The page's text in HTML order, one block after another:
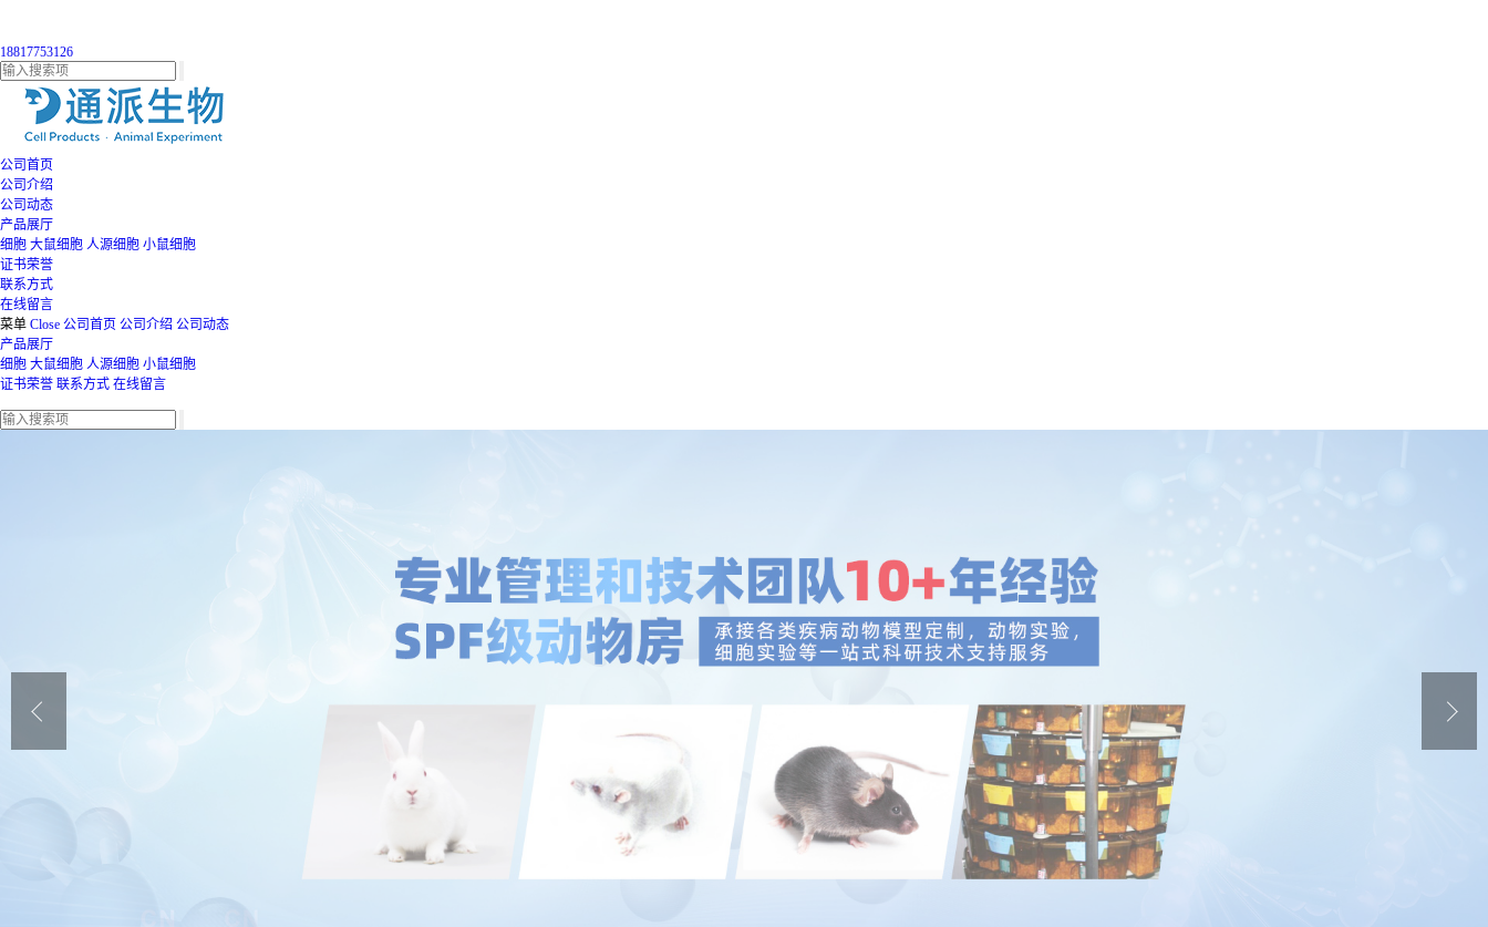
18817753126
公司首页
公司介绍
公司动态
产品展厅
细胞 大鼠细胞 人源细胞 小鼠细胞
证书荣誉
联系方式
在线留言
菜单 Close 公司首页 公司介绍 公司动态
产品展厅
细胞 大鼠细胞 人源细胞 小鼠细胞
证书荣誉 联系方式 在线留言